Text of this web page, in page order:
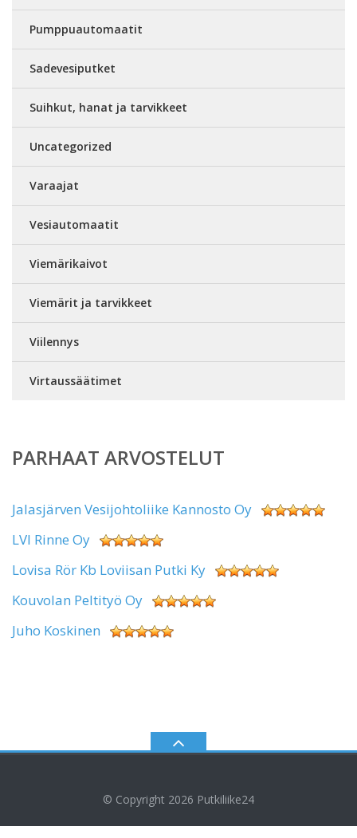
Pumppuautomaatit
Sadevesiputket
Suihkut, hanat ja tarvikkeet
Uncategorized
Varaajat
Vesiautomaatit
Viemärikaivot
Viemärit ja tarvikkeet
Viilennys
Virtaussäätimet
PARHAAT ARVOSTELUT
Jalasjärven Vesijohtoliike Kannosto Oy
LVI Rinne Oy
Lovisa Rör Kb Loviisan Putki Ky
Kouvolan Peltityö Oy
Juho Koskinen
© Copyright 2026 Putkiliike24